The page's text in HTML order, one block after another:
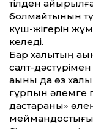
тілден
болмайтынын
күш-жігерін
келеді.
Бар халықтың
салт-
ақыны да өз
ғұрпын әлемге
дастарқаны»